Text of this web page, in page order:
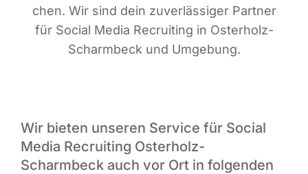
chen. Wir sind dein zuver­läs­si­ger Part­ner
für Social Media Recrui­ting in Oster­holz-
Scharm­beck und Umgebung.
Wir bieten unseren Service für Social
Media Recruiting Osterholz-
Scharmbeck auch vor Ort in folgenden